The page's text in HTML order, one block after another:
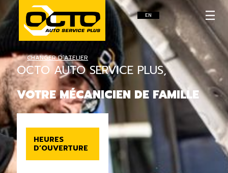
EN
CHANGER D’ATELIER
OCTO AUTO SERVICE PLUS,
VOTRE MÉCANICIEN DE FAMILLE
HEURES
D’OUVERTURE